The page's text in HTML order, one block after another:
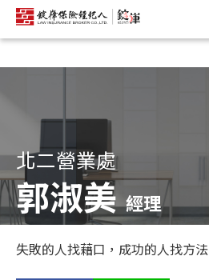
北二營業處
郭淑美 經理
失敗的人找藉口，成功的人找方法